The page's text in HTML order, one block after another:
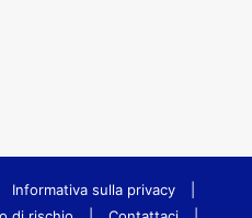
Informativa sulla privacy